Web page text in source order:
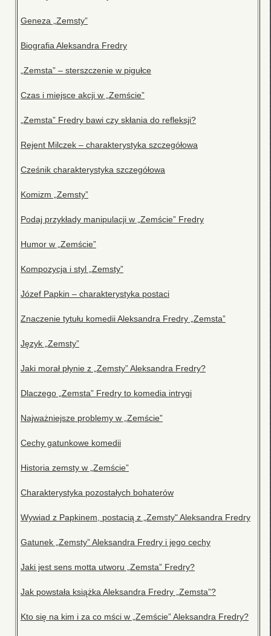
Geneza „Zemsty”
Biografia Aleksandra Fredry
„Zemsta” – sterszczenie w pigułce
Czas i miejsce akcji w „Zemście”
„Zemsta” Fredry bawi czy skłania do refleksji?
Rejent Milczek – charakterystyka szczegółowa
Cześnik charakterystyka szczegółowa
Komizm „Zemsty”
Podaj przykłady manipulacji w „Zemście” Fredry
Humor w „Zemście”
Kompozycja i styl „Zemsty”
Józef Papkin – charakterystyka postaci
Znaczenie tytułu komedii Aleksandra Fredry „Zemsta”
Język „Zemsty”
Jaki morał płynie z „Zemsty” Aleksandra Fredry?
Dlaczego „Zemsta” Fredry to komedia intrygi
Najważniejsze problemy w „Zemście”
Cechy gatunkowe komedii
Historia zemsty w „Zemście”
Charakterystyka pozostałych bohaterów
Wywiad z Papkinem, postacią z „Zemsty" Aleksandra Fredry
Gatunek „Zemsty” Aleksandra Fredry i jego cechy
Jaki jest sens motta utworu „Zemsta” Fredry?
Jak powstała książka Aleksandra Fredry „Zemsta”?
Kto się na kim i za co mści w „Zemście” Aleksandra Fredry?